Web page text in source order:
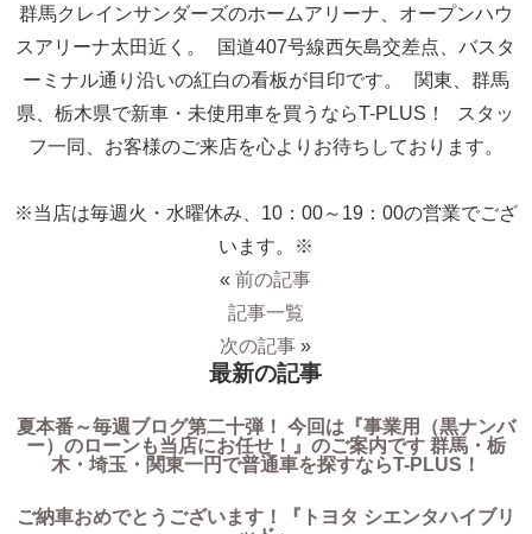
群馬クレインサンダーズのホームアリーナ、オープンハウ
スアリーナ太田近く。 国道407号線西矢島交差点、バスタ
ーミナル通り沿いの紅白の看板が目印です。 関東、群馬
県、栃木県で新車・未使用車を買うならT-PLUS！ スタッ
フ一同、お客様のご来店を心よりお待ちしております。
※当店は毎週火・水曜休み、10：00～19：00の営業でござ
います。※
«前の記事
記事一覧
次の記事 »
最新の記事
夏本番～毎週ブログ第二十弾！ 今回は『事業用（黒ナンバ
ー）のローンも当店にお任せ！』のご案内です 群馬・栃
木・埼玉・関東一円で普通車を探すならT-PLUS！
ご納車おめでとうございます！『トヨタ シエンタハイブリ